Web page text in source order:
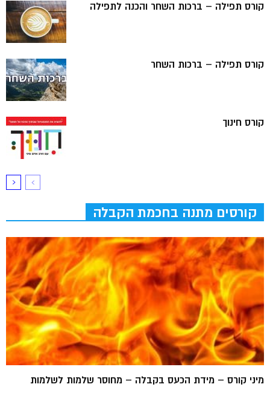
קורס תפילה – ברכות השחר והכנה לתפילה
קורס תפילה – ברכות השחר
קורס חינוך
קורסים מתנה בחכמת הקבלה
מיני קורס – מידת הכעס בקבלה – מחוסר שלמות לשלמות